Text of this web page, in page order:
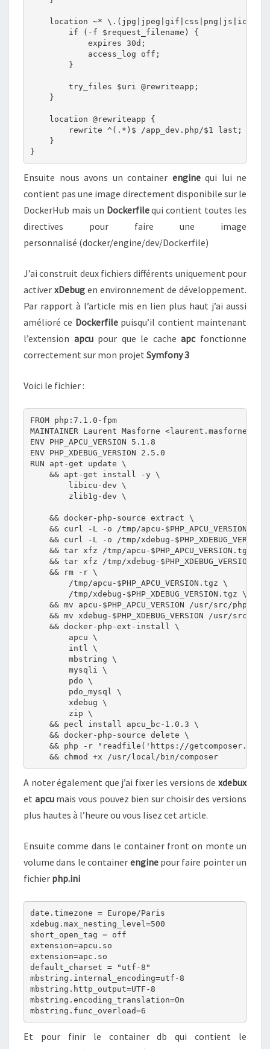
location ~*
        if (-f $request_filename) {
            expires 30d;
            access_log off;
        }
        try_files $uri @rewriteapp;
    }
    location @rewriteapp {
        rewrite ^(.*)$ /app_dev.php/$1 last;
    }
}
Ensuite nous avons un container enginequi lui ne
contient pas une image directement disponibile sur le
DockerHub mais un Dockerfilequi contient toutes les
directives pour faire une image
personnalisé (docker/engine/dev/Dockerfile)
J’ai construit deux fichiers différents uniquement pour
activer xDebug en environnement de développement.
Par rapport à l’article mis en lien plus haut j’ai aussi
amélioré ce Dockerfilepuisqu’il contient maintenant
l’extension apcupour que le cacheapcfonctionne
correctement sur mon projet Symfony 3
Voici le fichier :
FROM php:7.1.0-fpm
MAINTAINER Laurent Masforne
ENV PHP_APCU_VERSION 5.1.8
ENV PHP_XDEBUG_VERSION 2.5.0
RUN apt-get update \
    && apt-get install -y \
        libicu-dev \
        zlib1g-dev \
    && docker-php-source extract \
&& curl -L -o /tmp/apcu-
&& curl -L -o /tmp/xdebug-
    && tar xfz /tmp/apcu-$PHP_APCU_VERSION.tgz \
&& tar xfz /tmp/xdebug-
    && rm -r \
        /tmp/apcu-$PHP_APCU_VERSION.tgz \
        /tmp/xdebug-$PHP_XDEBUG_VERSION.tgz \
&& mv apcu-$PHP_APCU_VERSION /usr/src/php/
&& mv xdebug-$PHP_XDEBUG_VERSION /usr/src/
    && docker-php-ext-install \
        apcu \
        intl \
        mbstring \
        mysqli \
        pdo \
        pdo_mysql \
        xdebug \
        zip \
    && pecl install apcu_bc-1.0.3 \
    && docker-php-source delete \
&& php -r "readfile('https://
    && chmod +x /usr/local/bin/composer
A noter également que j’ai fixer les versions de xdebux
et apcumais vous pouvez bien sur choisir des versions
plus hautes à l’heure ou vous lisez cet article.
Ensuite comme dans le container front on monte un
volume dans le container enginepour faire pointer un
fichier php.ini
date.timezone = Europe/Paris
xdebug.max_nesting_level=500
short_open_tag = off
extension=apcu.so
extension=apc.so
default_charset = "utf-8"
mbstring.internal_encoding=utf-8
mbstring.http_output=UTF-8
mbstring.encoding_translation=On
mbstring.func_overload=6
Et pour finir le container db qui contient le